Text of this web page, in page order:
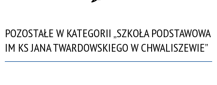
POZOSTAŁE W KATEGORII „SZKOŁA PODSTAWOWA
IM KS JANA TWARDOWSKIEGO W CHWALISZEWIE”